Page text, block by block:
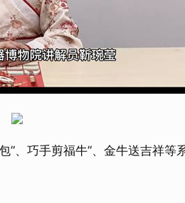
巧手剪福牛”、金牛送吉祥等